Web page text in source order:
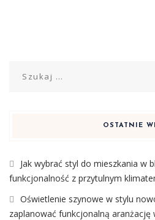
OSTATNIE
Jak wybrać styl do mieszkania w
funkcjonalność z przytulnym
Oświetlenie szynowe w stylu
zaplanować funkcjonalną aranżację